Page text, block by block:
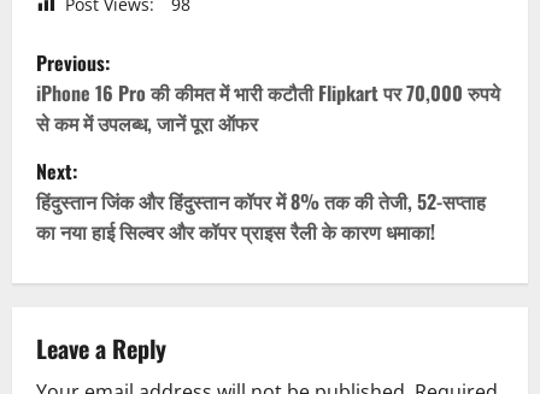
P
o
s
t
n
v
Previous:
iPhone 16 Pro की कीमत में भारी कटौती Flipkart पर 70,000 रुपये
से कम में उपलब्ध, जानें पूरा ऑफर
Next:
हिंदुस्तान जिंक और हिंदुस्तान कॉपर में 8% तक की तेजी, 52-सप्ताह
का नया हाई सिल्वर और कॉपर प्राइस रैली के कारण धमाका!
Leave a Reply